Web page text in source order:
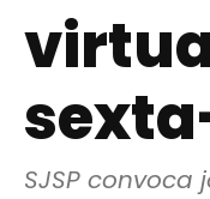
SJSP